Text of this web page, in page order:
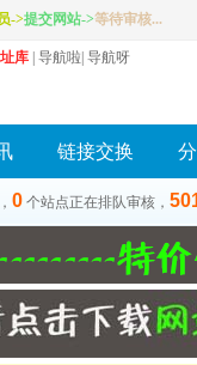
->提交网站->等待审核...
库 导航啦 导航呀
链接交换
0 个站点正在排队审核，